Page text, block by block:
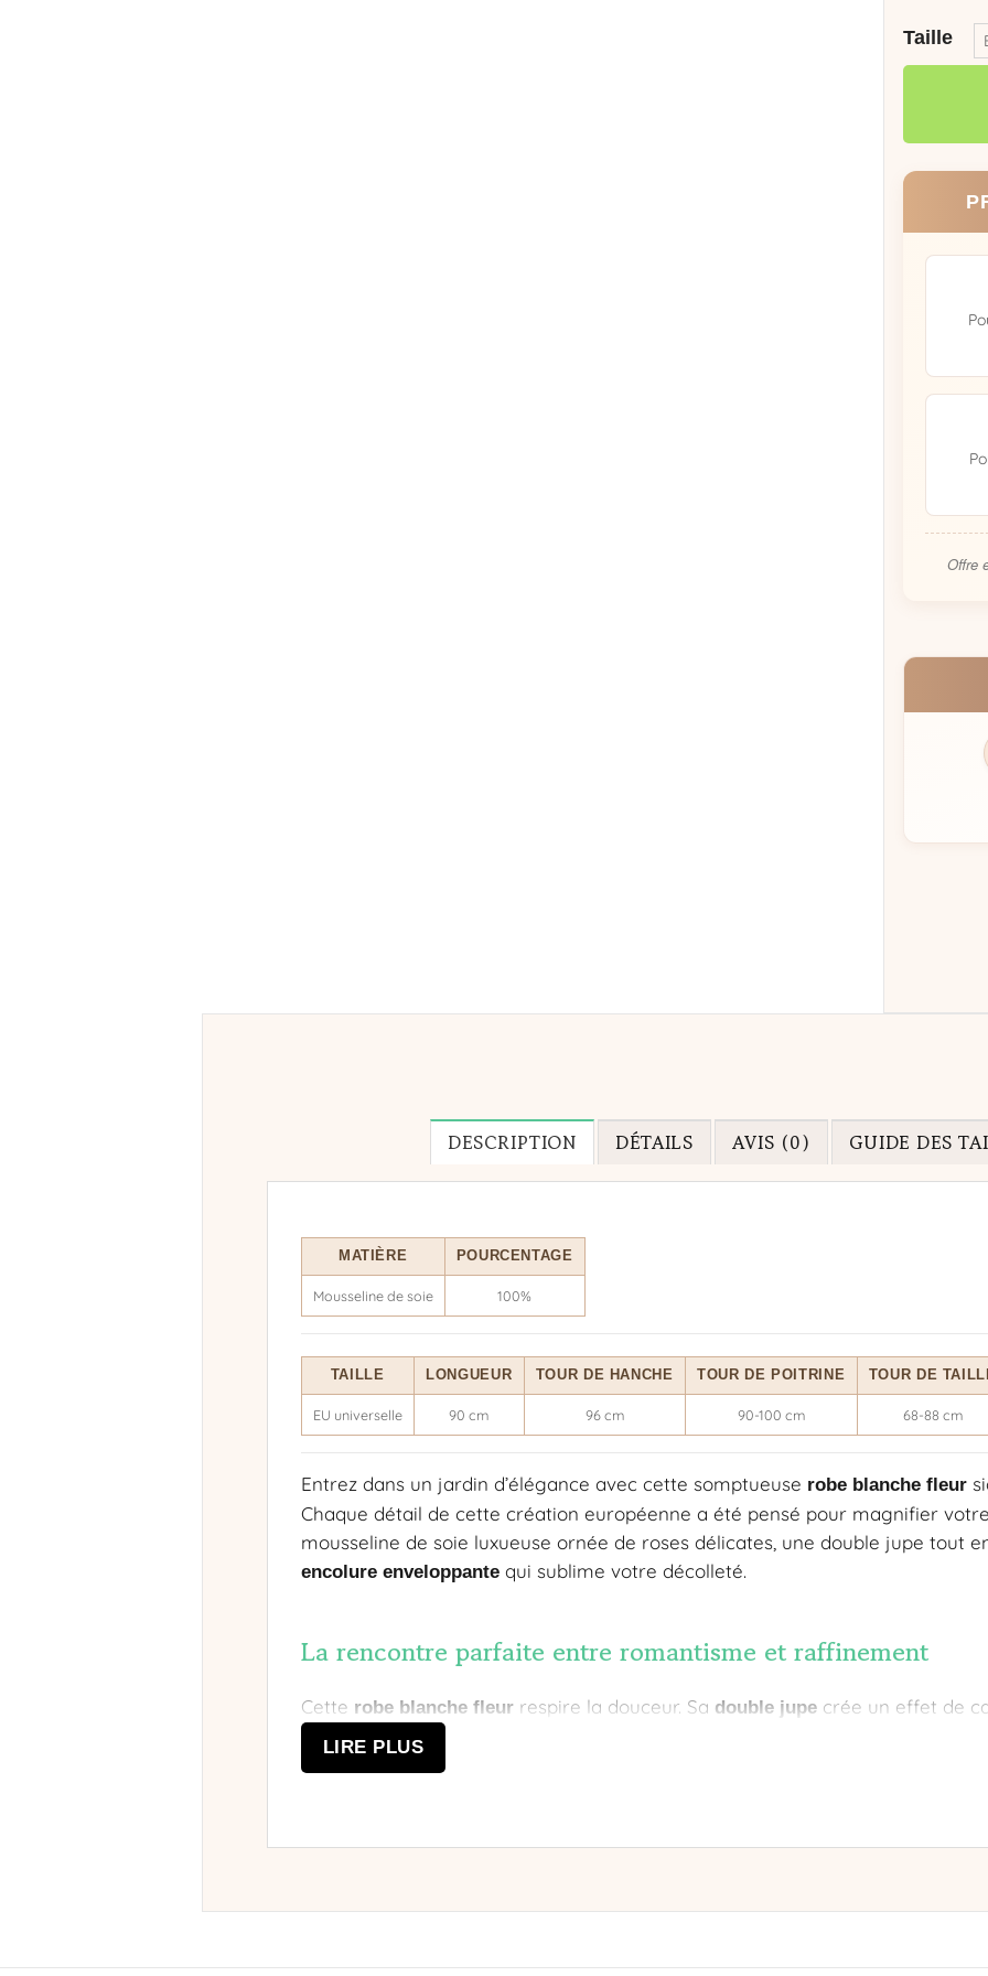
Taille
Offre
DESCRIPTION DÉTAILS AVIS (0) GUIDE DES
MATIÈRE POURCENTAGE
Mousseline de soie 100%
TAILLE LONGUEUR TOUR DE HANCHE TOUR DE POITRINE TOUR DE
EU universelle 90 cm 96 cm 90-100 cm 68-88 cm
Entrez dans un jardin d’élégance avec cette somptueuse robe blanche fleur
Chaque détail de cette création européenne a été pensé pour magnifier
mousseline de soie luxueuse ornée de roses délicates, une double jupe tout
encolure enveloppantequi sublime votre décolleté.
La rencontre parfaite entre romantisme et raffinement
Cette robe blanche fleurrespire la douceur. Sa double jupecrée un effet de
ondule gracieusement à chacun de vos pas, tandis que les volants
apportent volume et légèreté à l’ensemble. La
Des roses délicates pour une allure intemporelle
mouvements, créant un effet visuel saisissant qui attirera tous les regards.
LIRE PLUS